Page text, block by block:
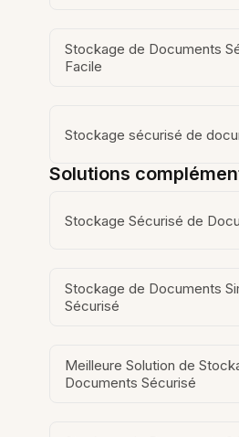
Stockage de Documents
Facile
Stockage sécurisé de
Solutions
Stockage Sécurisé de
Stockage de Documents
Sécurisé
Meilleure Solution de
Documents Sécurisé